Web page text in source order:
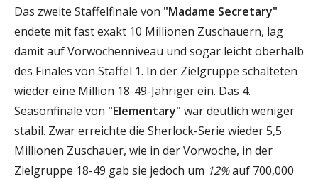
Das zweite Staffelfinale von "Madame Secretary"
endete mit fast exakt 10 Millionen Zuschauern, lag
damit auf Vorwochenniveau und sogar leicht oberhalb
des Finales von Staffel 1. In der Zielgruppe schalteten
wieder eine Million 18-49-Jähriger ein. Das 4.
Seasonfinale von "Elementary" war deutlich weniger
stabil. Zwar erreichte die Sherlock-Serie wieder 5,5
Millionen Zuschauer, wie in der Vorwoche, in der
Zielgruppe 18-49 gab sie jedoch um 12%auf 700,000